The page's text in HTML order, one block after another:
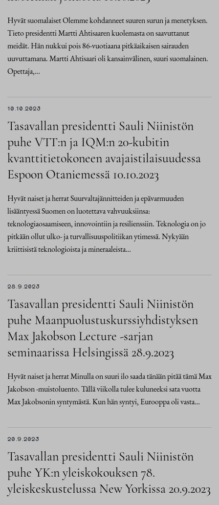
Hyvät suomalaiset Olemme kohdanneet suuren surun ja menetyksen.
Tieto presidentti Martti Ahtisaaren kuolemasta on saavuttanut
meidät. Hän nukkui pois 86-vuotiaana pitkäaikaisen sairauden
uuvuttamana. Martti Ahtisaari oli kansainvälinen, suuri suomalainen.
Opettaja,…
10.10.2023
Tasavallan presidentti Sauli Niinistön
puhe VTT:n ja IQM:n 20-kubitin
kvanttitietokoneen avajaistilaisuudessa
Espoon Otaniemessä 10.10.2023
Hyvät naiset ja herrat Suurvaltajännitteiden ja epävarmuuden
lisääntyessä Suomen on luotettava vahvuuksiinsa:
teknologiaosaamiseen, innovointiin ja resilienssiin. Teknologia on jo
pitkään ollut ulko- ja turvallisuuspolitiikan ytimessä. Nykyään
kriittisistä teknologioista ja mineraaleista…
28.9.2023
Tasavallan presidentti Sauli Niinistön
puhe Maanpuolustuskurssiyhdistyksen
Max Jakobson Lecture -sarjan
seminaarissa Helsingissä 28.9.2023
Hyvät naiset ja herrat Minulla on suuri ilo saada tänään pitää tämä Max
Jakobson ‑muistoluento. Tällä viikolla tulee kuluneeksi sata vuotta
Max Jakobsonin syntymästä. Kun hän syntyi, Eurooppa oli vasta…
20.9.2023
Tasavallan presidentti Sauli Niinistön
puhe YK:n yleiskokouksen 78.
yleiskeskustelussa New Yorkissa 20.9.2023